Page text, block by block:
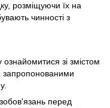
розміщуючи їх на
чинності з
зі змістом
запропонованими
перед